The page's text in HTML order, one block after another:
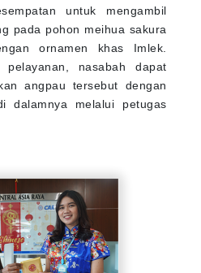
untuk mengambil
pada pohon meihua sakura
ornamen khas Imlek.
pelayanan, nasabah dapat
angpau tersebut dengan
dalamnya melalui petugas